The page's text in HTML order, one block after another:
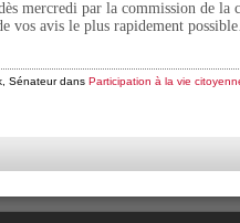
mercredi par la commission de
vos avis le plus rapidement
Sénateur dans Participation à la vie